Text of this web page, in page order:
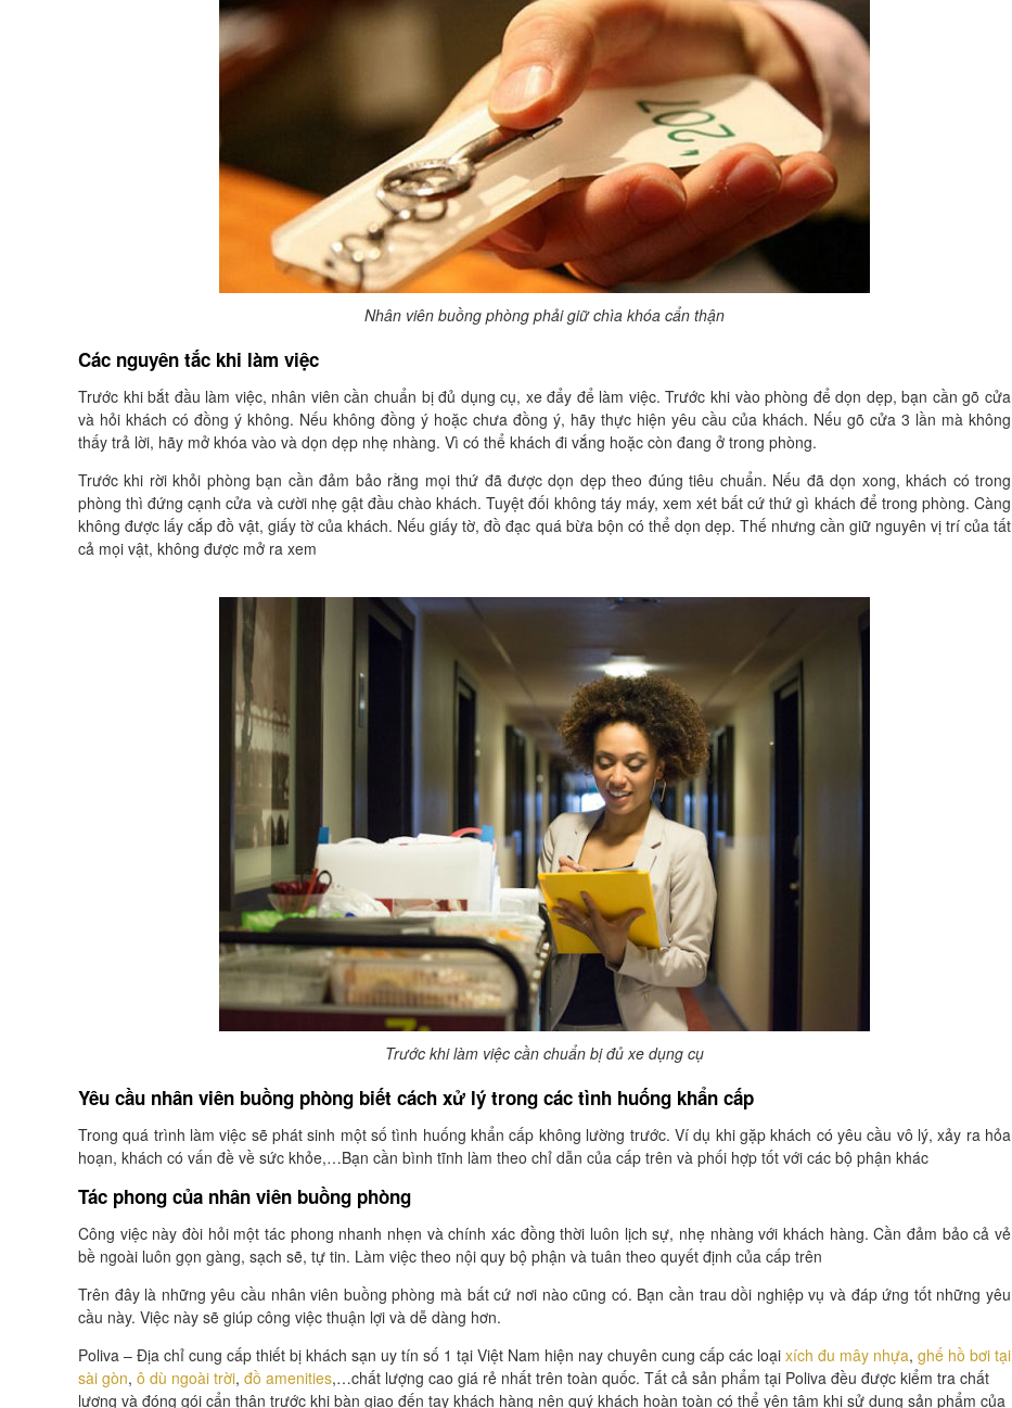
Nhân viên buồng phòng phải giữ chìa khóa cẩn thận
Các nguyên tắc khi làm việc
Trước khi bắt đầu làm việc, nhân viên cần chuẩn bị đủ dụng cụ, xe đẩy để làm việc. Trước khi vào phòng để dọn dẹp, bạn cần gõ cửa
và hỏi khách có đồng ý không. Nếu không đồng ý hoặc chưa đồng ý, hãy thực hiện yêu cầu của khách. Nếu gõ cửa 3 lần mà không
thấy trả lời, hãy mở khóa vào và dọn dẹp nhẹ nhàng. Vì có thể khách đi vắng hoặc còn đang ở trong phòng.
Trước khi rời khỏi phòng bạn cần đảm bảo rằng mọi thứ đã được dọn dẹp theo đúng tiêu chuẩn. Nếu đã dọn xong, khách có trong
phòng thì đứng cạnh cửa và cười nhẹ gật đầu chào khách. Tuyệt đối không táy máy, xem xét bất cứ thứ gì khách để trong phòng. Càng
không được lấy cắp đồ vật, giấy tờ của khách. Nếu giấy tờ, đồ đạc quá bừa bộn có thể dọn dẹp. Thế nhưng cần giữ nguyên vị trí của tất
cả mọi vật, không được mở ra xem
Trước khi làm việc cần chuẩn bị đủ xe dụng cụ
Yêu cầu nhân viên buồng phòng biết cách xử lý trong các tình huống khẩn cấp
Trong quá trình làm việc sẽ phát sinh một số tình huống khẩn cấp không lường trước. Ví dụ khi gặp khách có yêu cầu vô lý, xảy ra hỏa
hoạn, khách có vấn đề về sức khỏe,…Bạn cần bình tĩnh làm theo chỉ dẫn của cấp trên và phối hợp tốt với các bộ phận khác
Tác phong của nhân viên buồng phòng
Công việc này đòi hỏi một tác phong nhanh nhẹn và chính xác đồng thời luôn lịch sự, nhẹ nhàng với khách hàng. Cần đảm bảo cả vẻ
bề ngoài luôn gọn gàng, sạch sẽ, tự tin. Làm việc theo nội quy bộ phận và tuân theo quyết định của cấp trên
Trên đây là những yêu cầu nhân viên buồng phòng mà bất cứ nơi nào cũng có. Bạn cần trau dồi nghiệp vụ và đáp ứng tốt những yêu
cầu này. Việc này sẽ giúp công việc thuận lợi và dễ dàng hơn.
Poliva – Địa chỉ cung cấp thiết bị khách sạn uy tín số 1 tại Việt Nam hiện nay chuyên cung cấp các loại xích đu mây nhựa, ghế hồ bơi tại
sài gòn, ô dù ngoài trời, đồ amenities,…chất lượng cao giá rẻ nhất trên toàn quốc. Tất cả sản phẩm tại Poliva đều được kiểm tra chất
lượng và đóng gói cẩn thận trước khi bàn giao đến tay khách hàng nên quý khách hoàn toàn có thể yên tâm khi sử dụng sản phẩm của